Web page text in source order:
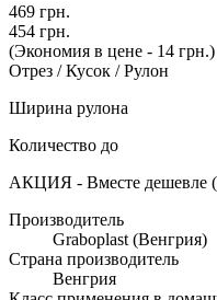
469 грн.
454 грн.
(Экономия в цене - 14 грн.)
Отрез / Кусок / Рулон
Ширина рулона
Количество до
АКЦИЯ - Вместе дешевле
Производитель
Graboplast (Венгрия)
Страна производитель
Венгрия